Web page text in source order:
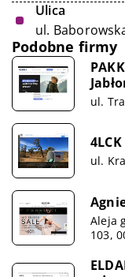
Ulica
ul.
Podobne firmy
ul.
ul.
Aleja
103,